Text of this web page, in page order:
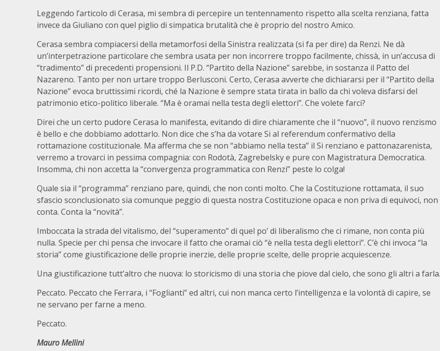
Leggendo l’articolo di Cerasa, mi sembra di percepire un tentennamento rispetto alla scelta renziana, fatta
invece da Giuliano con quel piglio di simpatica brutalità che è proprio del nostro Amico.
Cerasa sembra compiacersi della metamorfosi della Sinistra realizzata (si fa per dire) da Renzi. Ne dà
un’interpetrazione particolare che sembra usata per non incorrere troppo facilmente, chissà, in un’accusa di
“tradimento” di precedenti propensioni. Il P.D. “Partito della Nazione” sarebbe, in sostanza il Patto del
Nazareno. Tanto per non urtare troppo Berlusconi. Certo, Cerasa avverte che dichiararsi per il “Partito della
Nazione” evoca bruttissimi ricordi, ché la Nazione è sempre stata tirata in ballo da chi voleva disfarsi del
patrimonio etico-politico liberale. “Ma è oramai nella testa degli elettori”. Che volete farci?
Direi che un certo pudore Cerasa lo manifesta, evitando di dire chiaramente che il “nuovo”, il nuovo renzismo
è bello e che dobbiamo adottarlo. Non dice che s’ha da votare Si al referendum confermativo della
rottamazione costituzionale. Ma afferma che se non “abbiamo nella testa” il Si renziano e pattonazarenista,
verremo a trovarci in pessima compagnia: con Rodotà, Zagrebelsky e pure con Magistratura Democratica.
Insomma, chi non accetta la “convergenza programmatica con Renzi” peste lo colga!
Quale sia il “programma” renziano pare, quindi, che non conti molto. Che la Costituzione rottamata, il suo
sfascio sconclusionato sia comunque peggio di questa nostra Costituzione opaca e non priva di equivoci, non
conta. Conta la “novità”.
Imboccata la strada del vitalismo, del “superamento” di quel po’ di liberalismo che ci rimane, non conta più
nulla. Specie per chi pensa che invocare il fatto che oramai ciò “è nella testa degli elettori”. C’è chi invoca “la
storia” come giustificazione delle proprie inerzie, delle proprie scelte, delle proprie acquiescenze.
Una giustificazione tutt’altro che nuova: lo storicismo di una storia che piove dal cielo, che sono gli altri a farla.
Peccato. Peccato che Ferrara, i “Foglianti” ed altri, cui non manca certo l’intelligenza e la volontà di capire, se
ne servano per farne a meno.
Peccato.
Mauro Mellini